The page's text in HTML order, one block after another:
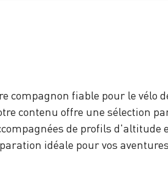
compagnon fiable pour le vélo
contenu offre une sélection
de profils d'altitude
idéale pour vos